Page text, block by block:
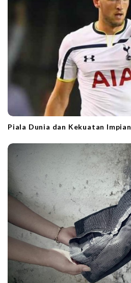
Piala Dunia dan Kekuatan Impian